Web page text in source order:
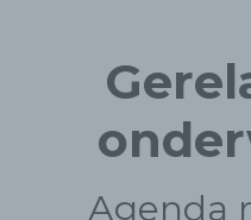
Agenda